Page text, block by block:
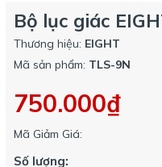
Bộ lục giác
Thương hiệu: EIGHT
Mã sản phẩm: TLS-9N
750.000₫
Mã Giảm Giá:
Số lượng: